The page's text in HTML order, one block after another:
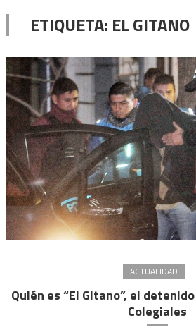
ETIQUETA: EL GITANO
ACTUALIDAD
Quién es “El Gitano”, el
Colegiales